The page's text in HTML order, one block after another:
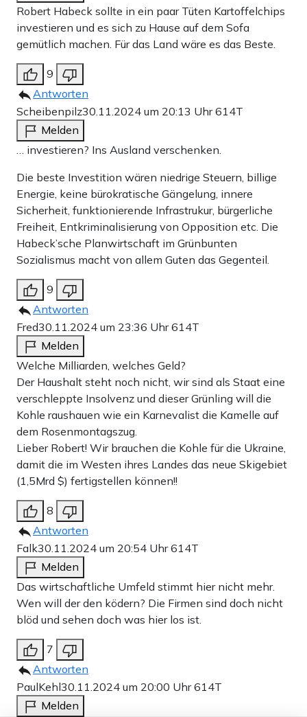
Robert Habeck sollte in ein paar Tüten Kartoffelchips
investieren und es sich zu Hause auf dem Sofa
gemütlich machen. Für das Land wäre es das Beste.
9
Antworten
Scheibenpilz30.11.2024 um 20:13 Uhr614T
Melden
… investieren? Ins Ausland verschenken.
Die beste Investition wären niedrige Steuern, billige
Energie, keine bürokratische Gängelung, innere
Sicherheit, funktionierende Infrastrukur, bürgerliche
Freiheit, Entkriminalisierung von Opposition etc. Die
Habeck’sche Planwirtschaft im Grünbunten
Sozialismus macht von allem Guten das Gegenteil.
9
Antworten
Fred30.11.2024 um 23:36 Uhr614T
Melden
Welche Milliarden, welches Geld?
Der Haushalt steht noch nicht, wir sind als Staat eine
verschleppte Insolvenz und dieser Grünling will die
Kohle raushauen wie ein Karnevalist die Kamelle auf
dem Rosenmontagszug.
Lieber Robert! Wir brauchen die Kohle für die Ukraine,
damit die im Westen ihres Landes das neue Skigebiet
(1,5Mrd $) fertigstellen können!!
8
Antworten
Falk30.11.2024 um 20:54 Uhr614T
Melden
Das wirtschaftliche Umfeld stimmt hier nicht mehr.
Wen will der den ködern? Die Firmen sind doch nicht
blöd und sehen doch was hier los ist.
7
Antworten
PaulKehl30.11.2024 um 20:00 Uhr614T
Melden